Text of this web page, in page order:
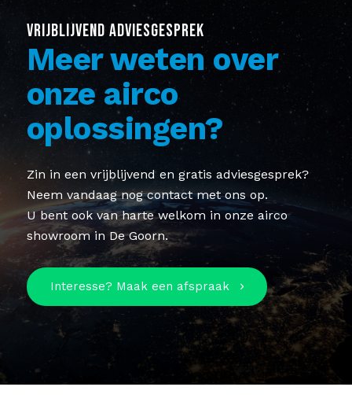
VRIJBLIJVEND ADVIESGESPREK
Meer weten over
onze airco
oplossingen?
Zin in een vrijblijvend en gratis adviesgesprek?
Neem vandaag nog contact met ons op.
U bent ook van harte welkom in onze airco
showroom in De Goorn.
Interesse? Maak een afspraak